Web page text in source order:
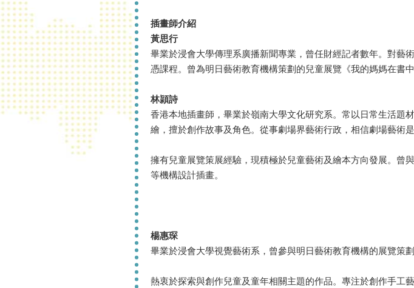
插畫師介紹
黃思行
畢業於浸會大學傳理系廣播新聞專業，曾任財經記者數年。對藝
憑課程。曾為明日藝術教育機構策劃的兒童展覽《我的媽媽在書
林頴詩
香港本地插畫師，畢業於嶺南大學文化研究系。常以日常生活題
繪，擅於創作故事及角色。從事劇場界藝術行政，相信劇場藝術
擁有兒童展覽策展經驗，現積極於兒童藝術及繪本方向發展。曾
等機構設計插畫。
楊惠琛
畢業於浸會大學視覺藝術系，曾參與明日藝術教育機構的展覽策
熱衷於探索與創作兒童及童年相關主題的作品。專注於創作手工